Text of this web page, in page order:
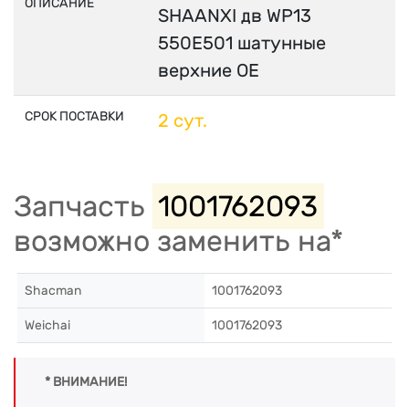
ОПИСАНИЕ
SHAANXI дв WP13
550E501 шатунные
верхние OE
СРОК ПОСТАВКИ 2 сут.
Запчасть 1001762093
возможно заменить на*
Shacman 1001762093
Weichai 1001762093
* ВНИМАНИЕ!